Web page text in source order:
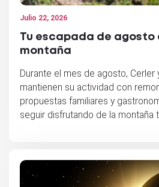
Julio 22, 2026
Tu escapada de agosto
montaña
Durante el mes de agosto, Cerler
mantienen su actividad con
propuestas familiares y
seguir disfrutando de la montaña